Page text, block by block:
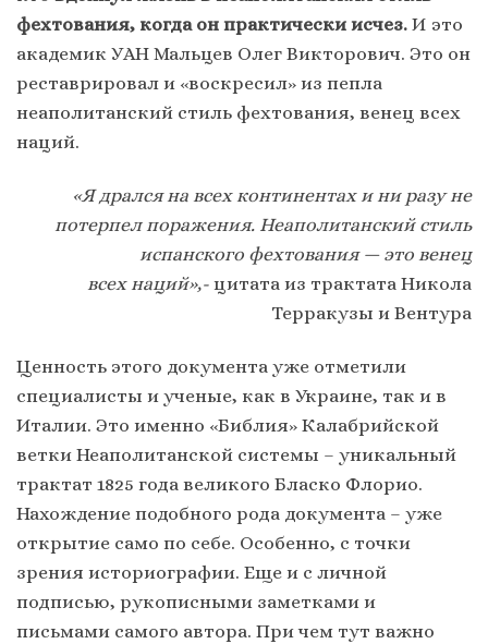
фехтования, когда он практически исчез. И это
академик УАН Мальцев Олег Викторович. Это он
реставрировал и «воскресил» из пепла
неаполитанский стиль фехтования, венец всех
наций.
«Я дрался на всех континентах и ни разу не
потерпел поражения. Неаполитанский стиль
испанского фехтования — это венец
всех наций»,- цитата из трактата Никола
Терракузы и Вентура
Ценность этого документа уже отметили
специалисты и ученые, как в Украине, так и в
Италии. Это именно «Библия» Калабрийской
ветки Неаполитанской системы – уникальный
трактат 1825 года великого Бласко Флорио.
Нахождение подобного рода документа – уже
открытие само по себе. Особенно, с точки
зрения историографии. Еще и с личной
подписью, рукописными заметками и
письмами самого автора. При чем тут важно